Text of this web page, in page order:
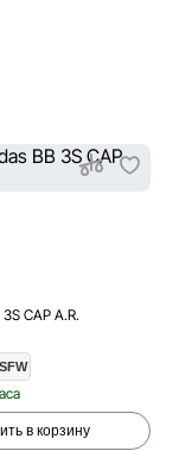
CAP A.R.
в корзину